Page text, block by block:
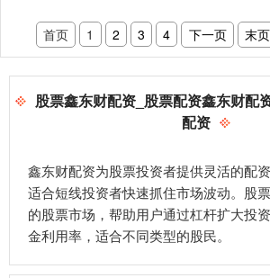
首页 1 2 3 4 下一页 末页
股票鑫东财配资_股票配资鑫东财配
配资
鑫东财配资为股票投资者提供灵活的配
适合短线投资者快速抓住市场波动。股
的股票市场，帮助用户通过杠杆扩大投
金利用率，适合不同类型的股民。